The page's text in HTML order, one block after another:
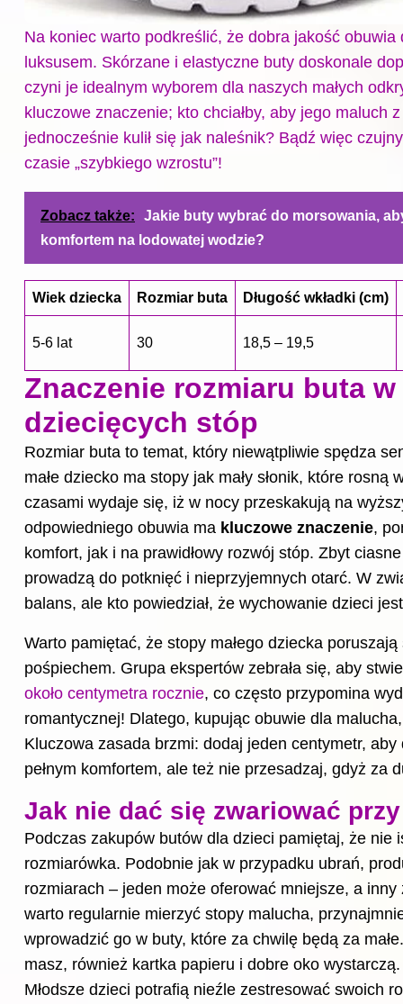
Na koniec warto podkreślić, że dobra jakość
luksusem. Skórzane i elastyczne buty doskonale
czyni je idealnym wyborem dla naszych małych
kluczowe znaczenie; kto chciałby, aby jego maluch
jednocześnie kulił się jak naleśnik? Bądź więc
czasie „szybkiego wzrostu”!
Zobacz także:
Jakie buty wybrać do morsowania,
komfortem na lodowatej wodzie?
Wiek dziecka Rozmiar buta Długość wkładki (cm)
5-6 lat 30 18,5 – 19,5
Znaczenie rozmiaru buta
dziecięcych stóp
Rozmiar buta to temat, który niewątpliwie spędza
małe dziecko ma stopy jak mały słonik, które rosną
czasami wydaje się, iż w nocy przeskakują na
odpowiedniego obuwia ma kluczowe znaczenie,
komfort, jak i na prawidłowy rozwój stóp. Zbyt
prowadzą do potknięć i nieprzyjemnych otarć. W
balans, ale kto powiedział, że wychowanie dzieci
Warto pamiętać, że stopy małego dziecka poruszają
pośpiechem. Grupa ekspertów zebrała się, aby
około centymetra rocznie, co często przypomina
romantycznej! Dlatego, kupując obuwie dla
Kluczowa zasada brzmi: dodaj jeden centymetr,
pełnym komfortem, ale też nie przesadzaj, gdyż za
Jak nie dać się zwariować
Podczas zakupów butów dla dzieci pamiętaj, że nie
rozmiarówka. Podobnie jak w przypadku ubrań,
rozmiarach – jeden może oferować mniejsze, a
warto regularnie mierzyć stopy malucha,
wprowadzić go w buty, które za chwilę będą za
masz, również kartka papieru i dobre oko
Młodsze dzieci potrafią nieźle zestresować swoich